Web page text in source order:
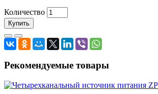
Количество
Купить
Рекомендуемые товары